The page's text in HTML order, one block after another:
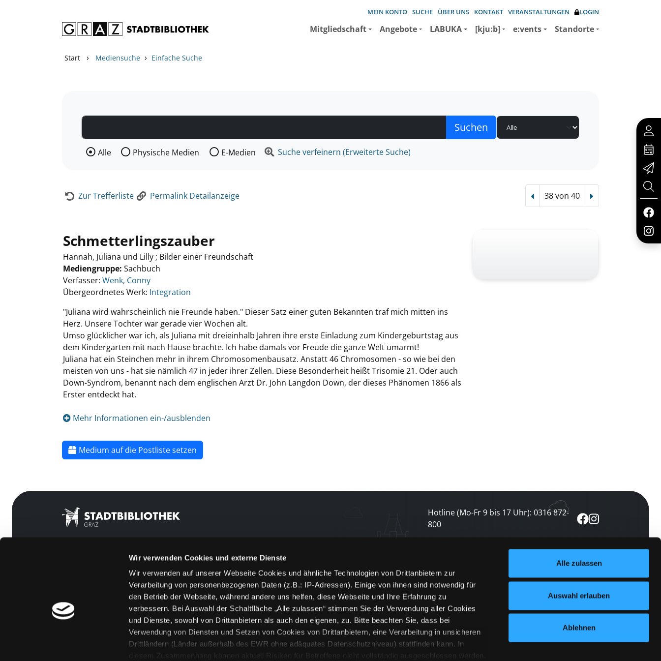
Wir verwenden Cookies und externe Dienste
Wir verwenden auf unserer Webseite Cookies und ähnliche Technologien von Drittanbietern zur
Verarbeitung von personenbezogenen Daten (z.B.: IP-Adressen). Einige von ihnen sind notwendig für
den Betrieb der Webseite, während andere uns helfen, diese Webseite und Ihre Erfahrung zu
verbessern. Bei Auswahl der Schaltfläche „Alle zulassen“ stimmen Sie der Verwendung aller Cookies
und Dienste, sowohl von Drittanbietern als auch den eigenen, zu. Bitte beachten Sie, dass bei
Verwendung von Diensten und Setzen von Cookies von Drittanbietern, eine Verarbeitung in unsicheren
Drittländern (Länder außerhalb des EWR ohne adäquates Datenschutzniveau) stattfinden kann. In
diesem Zusammenhang können aktuell Risiken für Betroffene nicht vollständig ausgeschlossen werden.
Alle zulassen
Auswahl erlauben
Ablehnen
MEIN KONTO SUCHE ÜBER UNS KONTAKT VERANSTALTUNGEN LOGIN
Mitgliedschaft Angebote LABUKA [kju:b] e:vents Standorte
Start › Mediensuche › Einfache Suche
Wählen Sie die Medienart nach der Sie suchen wollen.
Alle Physische Medien E-Medien Suche verfeinern (Erweiterte Suche)
Zur Trefferliste Permalink Detailanzeige Vorheriger Treffer
38 von 40 Nächster Treffer
Schmetterlingszauber
Hannah, Juliana und Lilly ; Bilder einer Freundschaft
Mediengruppe: Sachbuch
Verfasser: Wenk, Conny
Übergeordnetes Werk: Integration
"Juliana wird wahrscheinlich nie Freunde haben." Dieser Satz einer guten Bekannten traf mich mitten ins
Herz. Unsere Tochter war gerade vier Wochen alt.
Umso glücklicher war ich, als Juliana mit dreieinhalb Jahren ihre erste Einladung zum Kindergeburtstag aus
dem Kindergarten mit nach Hause brachte. Ich habe damals vor Freude die ganze Welt umarmt!
Juliana hat ein Steinchen mehr in ihrem Chromosomenbausatz. Anstatt 46 Chromosomen - so wie bei den
meisten von uns - hat sie nämlich 47 in jeder ihrer Zellen. Diese Besonderheit heißt Trisomie 21. Oder auch
Down-Syndrom, benannt nach dem englischen Arzt Dr. John Langdon Down, der dieses Phänomen 1866 als
Erster entdeckt hat.
Mehr Informationen ein-/ausblenden
Medium auf die Postliste setzen
Hotline (Mo-Fr 9 bis 17 Uhr): 0316 872-
800
[kju:b]
Feedback
Kontakt
Über uns
Jobs
Medienwunsch
FAQs
Newsletter abonnieren
und keine Veranstaltung verpassen
jetzt abonnieren